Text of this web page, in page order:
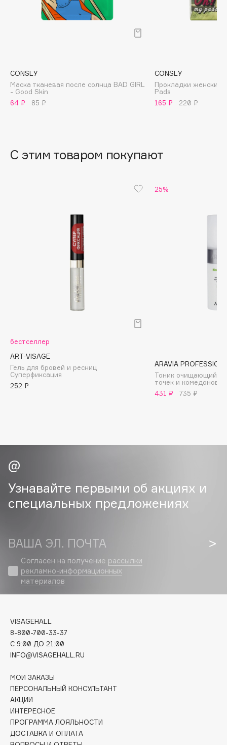
Banderas
Basicare
Batiste
beautyblender
Boadicea The Victorious
BORK
Brunello Cucinelli
Bvlgari
by TERRY
Cadence
Capelli Dorati
Carbon Theory
Catrice
Celimax
Cettua
Chupa Chups
Clarins
Clarins Precious
Clinique
Clive Christian
Club De Nuit
Collagenina
Consly
CosRX
CONSLY
Маска тканевая после солнца BAD GIRL
- Good Skin
64 ₽
85 ₽
CONSLY
Прокладки женские
Pads
165 ₽
220 ₽
С этим товаром покупают
бестселлер
ART-VISAGE
Гель для бровей и ресниц
Суперфиксация
252 ₽
25%
ARAVIA
Тоник очищающий
точек и комедонов
431 ₽
735 ₽
Узнавайте первыми об акциях и
специальных предложениях
ВАША ЭЛ. ПОЧТА
Согласен на получение рассылки
рекламно-информационных
материалов
VISAGEHALL
8-800-700-33-37
C 9:00 ДО 21:00
INFO@VISAGEHALL.RU
МОИ ЗАКАЗЫ
ПЕРСОНАЛЬНЫЙ КОНСУЛЬТАНТ
АКЦИИ
ИНТЕРЕСНОЕ
ПРОГРАММА ЛОЯЛЬНОСТИ
ДОСТАВКА И ОПЛАТА